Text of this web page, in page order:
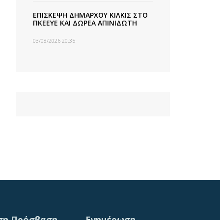
ΕΠΙΣΚΕΨΗ ΔΗΜΑΡΧΟΥ ΚΙΛΚΙΣ ΣΤΟ
ΠΚΕΕΥΕ ΚΑΙ ΔΩΡΕΑ ΑΠΙΝΙΔΩΤΗ
03/08/2026 20:35